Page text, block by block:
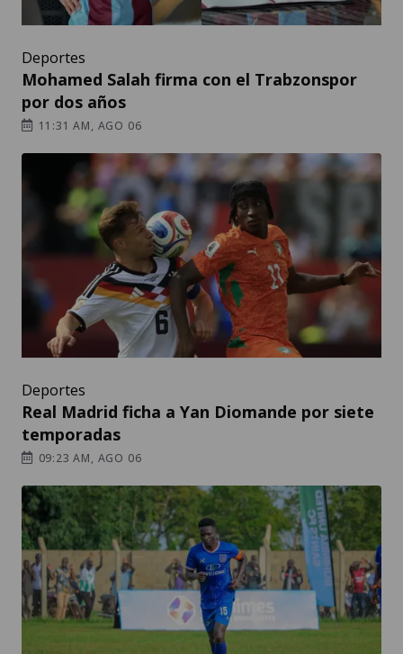
Deportes
Mohamed Salah firma con el Trabzonspor
por dos años
11:31 AM, AGO 06
Deportes
Real Madrid ficha a Yan Diomande por siete
temporadas
09:23 AM, AGO 06